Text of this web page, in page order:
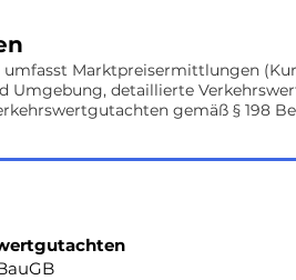
Marktpreisermittlungen
Umgebung, detaillierte
gemäß § 198